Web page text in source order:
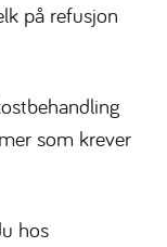
på refusjon
som krever
hos